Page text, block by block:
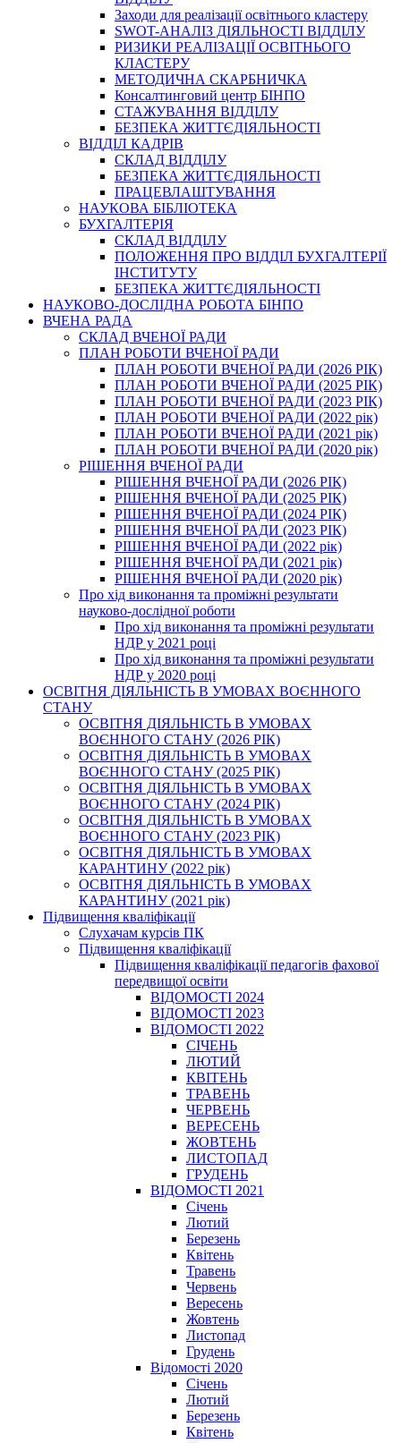
Заходи для реалізації освітнього кластеру
SWOT-АНАЛІЗ ДІЯЛЬНОСТІ ВІДДІЛУ
РИЗИКИ РЕАЛІЗАЦІЇ ОСВІТНЬОГО
КЛАСТЕРУ
МЕТОДИЧНА СКАРБНИЧКА
Консалтинговий центр БІНПО
СТАЖУВАННЯ ВІДДІЛУ
БЕЗПЕКА ЖИТТЄДІЯЛЬНОСТІ
ВІДДІЛ КАДРІВ
СКЛАД ВІДДІЛУ
БЕЗПЕКА ЖИТТЄДІЯЛЬНОСТІ
ПРАЦЕВЛАШТУВАННЯ
НАУКОВА БІБЛІОТЕКА
БУХГАЛТЕРІЯ
СКЛАД ВІДДІЛУ
ПОЛОЖЕННЯ ПРО ВІДДІЛ БУХГАЛТЕРІЇ
ІНСТИТУТУ
БЕЗПЕКА ЖИТТЄДІЯЛЬНОСТІ
НАУКОВО-ДОСЛІДНА РОБОТА БІНПО
ВЧЕНА РАДА
СКЛАД ВЧЕНОЇ РАДИ
ПЛАН РОБОТИ ВЧЕНОЇ РАДИ
ПЛАН РОБОТИ ВЧЕНОЇ РАДИ (2026 РІК)
ПЛАН РОБОТИ ВЧЕНОЇ РАДИ (2025 РІК)
ПЛАН РОБОТИ ВЧЕНОЇ РАДИ (2023 РІК)
ПЛАН РОБОТИ ВЧЕНОЇ РАДИ (2022 рік)
ПЛАН РОБОТИ ВЧЕНОЇ РАДИ (2021 рік)
ПЛАН РОБОТИ ВЧЕНОЇ РАДИ (2020 рік)
РІШЕННЯ ВЧЕНОЇ РАДИ
РІШЕННЯ ВЧЕНОЇ РАДИ (2026 РІК)
РІШЕННЯ ВЧЕНОЇ РАДИ (2025 РІК)
РІШЕННЯ ВЧЕНОЇ РАДИ (2024 РІК)
РІШЕННЯ ВЧЕНОЇ РАДИ (2023 РІК)
РІШЕННЯ ВЧЕНОЇ РАДИ (2022 рік)
РІШЕННЯ ВЧЕНОЇ РАДИ (2021 рік)
РІШЕННЯ ВЧЕНОЇ РАДИ (2020 рік)
Про хід виконання та проміжні результати
науково-дослідної роботи
Про хід виконання та проміжні результати
НДР у 2021 році
Про хід виконання та проміжні результати
НДР у 2020 році
ОСВІТНЯ ДІЯЛЬНІСТЬ В УМОВАХ ВОЄННОГО
СТАНУ
ОСВІТНЯ ДІЯЛЬНІСТЬ В УМОВАХ
ВОЄННОГО СТАНУ (2026 РІК)
ОСВІТНЯ ДІЯЛЬНІСТЬ В УМОВАХ
ВОЄННОГО СТАНУ (2025 РІК)
ОСВІТНЯ ДІЯЛЬНІСТЬ В УМОВАХ
ВОЄННОГО СТАНУ (2024 РІК)
ОСВІТНЯ ДІЯЛЬНІСТЬ В УМОВАХ
ВОЄННОГО СТАНУ (2023 РІК)
ОСВІТНЯ ДІЯЛЬНІСТЬ В УМОВАХ
КАРАНТИНУ (2022 рік)
ОСВІТНЯ ДІЯЛЬНІСТЬ В УМОВАХ
КАРАНТИНУ (2021 рік)
Підвищення кваліфікації
Слухачам курсів ПК
Підвищення кваліфікації
Підвищення кваліфікації педагогів фахової
передвищої освіти
ВІДОМОСТІ 2024
ВІДОМОСТІ 2023
ВІДОМОСТІ 2022
СІЧЕНЬ
ЛЮТИЙ
КВІТЕНЬ
ТРАВЕНЬ
ЧЕРВЕНЬ
ВЕРЕСЕНЬ
ЖОВТЕНЬ
ЛИСТОПАД
ГРУДЕНЬ
ВІДОМОСТІ 2021
Січень
Лютий
Березень
Квітень
Травень
Червень
Вересень
Жовтень
Листопад
Грудень
Відомості 2020
Січень
Лютий
Березень
Квітень